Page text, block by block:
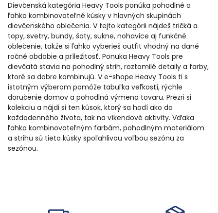
Dievčenská kategória Heavy Tools ponúka pohodlné a
ľahko kombinovateľné kúsky v hlavných skupinách
dievčenského oblečenia. V tejto kategórii nájdeš tričká a
topy, svetry, bundy, šaty, sukne, nohavice aj funkčné
oblečenie, takže si ľahko vyberieš outfit vhodný na dané
ročné obdobie a príležitosť. Ponuka Heavy Tools pre
dievčatá stavia na pohodlný strih, roztomilé detaily a farby,
ktoré sa dobre kombinujú. V e-shope Heavy Tools ti s
istotným výberom pomôže tabuľka veľkostí, rýchle
doručenie domov a pohodlná výmena tovaru. Prezri si
kolekciu a nájdi si ten kúsok, ktorý sa hodí ako do
každodenného života, tak na víkendové aktivity. Vďaka
ľahko kombinovateľným farbám, pohodlným materiálom
a strihu sú tieto kúsky spoľahlivou voľbou sezónu za
sezónou.